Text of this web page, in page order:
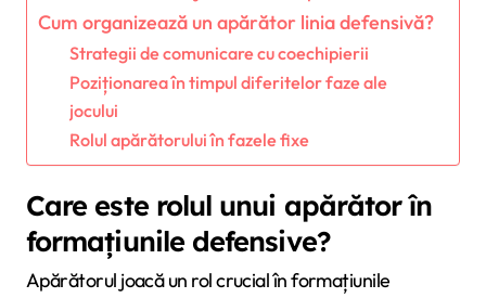
Cum organizează un apărător linia defensivă?
Strategii de comunicare cu coechipierii
Poziționarea în timpul diferitelor faze ale
jocului
Rolul apărătorului în fazele fixe
Care este rolul unui apărător în
formațiunile defensive?
Apărătorul joacă un rol crucial în formațiunile